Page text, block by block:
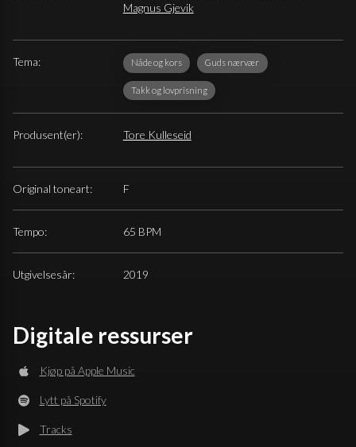
Magnus Gjevik
Tema: Nåde og kors Guds nærvær
Takk og lovprisning
Produsent(er): Tore Kulleseid
Original toneart: F
Tempo: 65 BPM
Utgivelsesår: 2019
Digitale ressurser
Kjøp på Apple Music
Lytt på Spotify
Tracks